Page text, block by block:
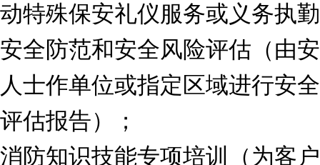
动特殊保安礼仪服务或义务执
安全防范和安全风险评估（由
人士作单位或指定区域进行安
评估报告）；
消防知识技能专项培训（为客